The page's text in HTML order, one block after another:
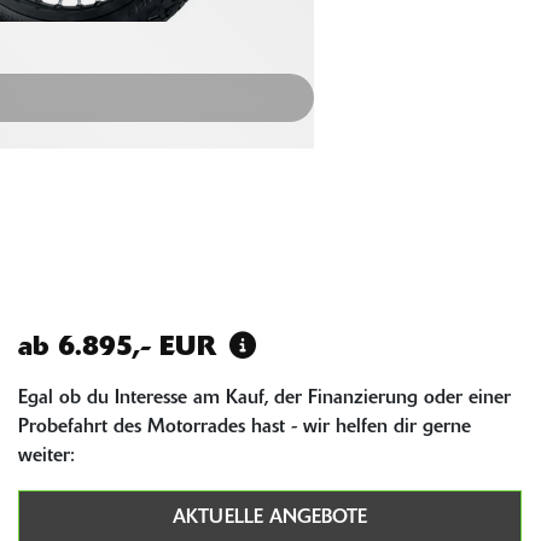
ab 6.895,- EUR
Egal ob du Interesse am Kauf, der Finanzierung oder einer
Probefahrt des Motorrades hast - wir helfen dir gerne
weiter:
AKTUELLE ANGEBOTE